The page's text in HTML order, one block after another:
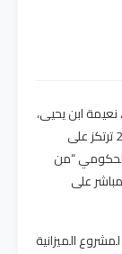
ابن يحيى،
أن التوجهات العامة لبرنامج عمل الوزارة لسنة 2025 ترتكز على
الحكومي “من
على
الميزانية